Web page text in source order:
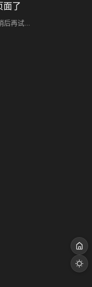
面了
再试...